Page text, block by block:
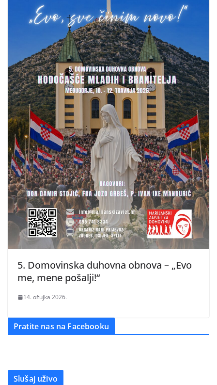
5. Domovinska duhovna obnova – „Evo
me, mene pošalji!“
14. ožujka 2026.
Pratite nas na Facebooku
Slušaj uživo